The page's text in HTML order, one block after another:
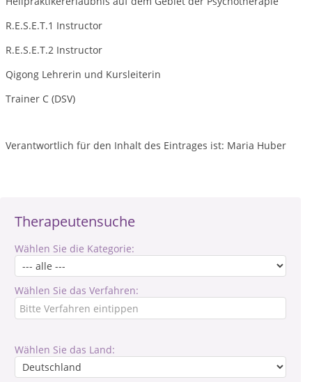
Therapeutensuche
Wählen Sie die Kategorie:
Wählen Sie das Verfahren:
Wählen Sie das Land:
R.E.S.E.T.1 Instructor
R.E.S.E.T.2 Instructor
Qigong Lehrerin und Kursleiterin
Trainer C (DSV)
Verantwortlich für den Inhalt des Eintrages ist: Maria Huber